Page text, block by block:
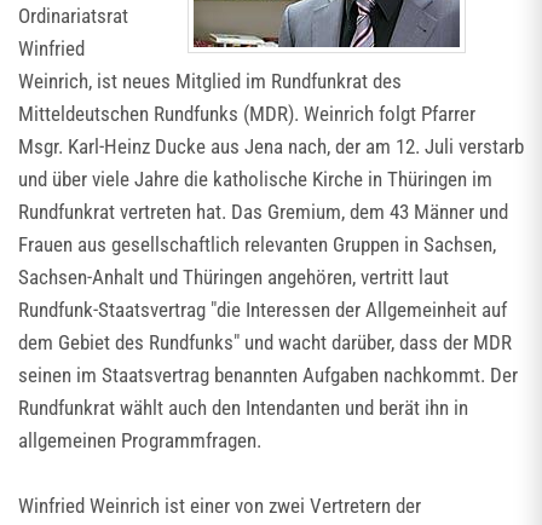
Ordinariatsrat
Winfried
Weinrich, ist neues Mitglied im Rundfunkrat des
Mitteldeutschen Rundfunks (MDR). Weinrich folgt Pfarrer
Msgr. Karl-Heinz Ducke aus Jena nach, der am 12. Juli verstarb
und über viele Jahre die katholische Kirche in Thüringen im
Rundfunkrat vertreten hat. Das Gremium, dem 43 Männer und
Frauen aus gesellschaftlich relevanten Gruppen in Sachsen,
Sachsen-Anhalt und Thüringen angehören, vertritt laut
Rundfunk-Staatsvertrag "die Interessen der Allgemeinheit auf
dem Gebiet des Rundfunks" und wacht darüber, dass der MDR
seinen im Staatsvertrag benannten Aufgaben nachkommt. Der
Rundfunkrat wählt auch den Intendanten und berät ihn in
allgemeinen Programmfragen.
Winfried Weinrich ist einer von zwei Vertretern der